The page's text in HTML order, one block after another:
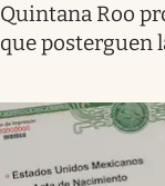
Quintana Roo
que posterguen